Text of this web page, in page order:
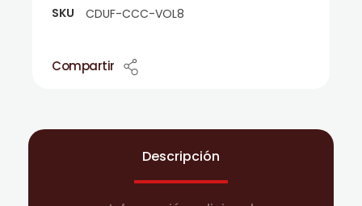
Compartir
SKU CDUF-CCC-VOL8
Descripción